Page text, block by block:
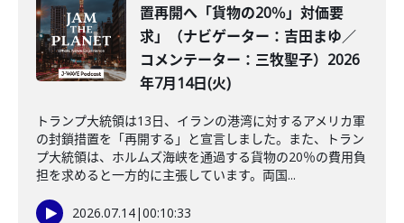
置再開へ「貨物の20％」対価要
求」（ナビゲーター：吉田まゆ／
コメンテーター：三牧聖子）2026
年7月14日(火)
トランプ大統領は13日、イランの港湾に対するアメリカ軍
の封鎖措置を「再開する」と宣言しました。また、トラン
プ大統領は、ホルムズ海峡を通過する貨物の20％の費用負
担を求めると一方的に主張しています。両国...
2026.07.14|00:10:33